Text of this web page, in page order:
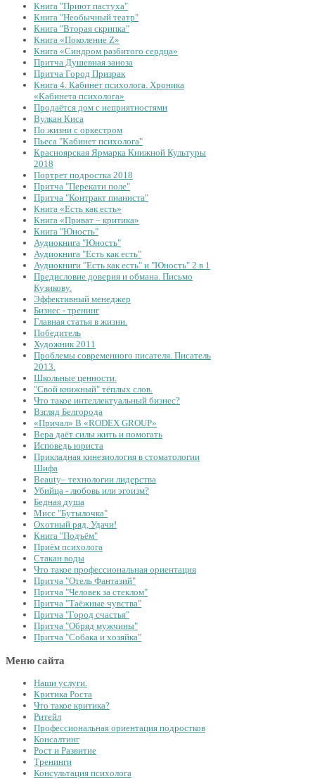
Книга "Приют пастуха"
Книга "Необычный театр"
Книга "Вторая скрипка"
Книга «Поколение Z»
Книга «Синдром разбитого сердца»
Притча Душевная заноза
Притча Город Призрак
Книга 4. Кабинет психолога. Хроника
«Кабинета психолога»
Продаётся дом с неприятностями
Вулкан Киса
По жизни с оркестром
Пьеса "Кабинет психолога"
Красноярская Ярмарка Книжной Культуры
2018
Портрет подростка 2018
Притча "Перекати поле"
Притча "Контракт пианиста"
Книга «Есть как есть»
Книга «Приват – критика»
Книга "Юность"
Аудиокнига "Юность"
Аудиокнига "Есть как есть"
Аудиокниги "Есть как есть" и "Юность" 2 в 1
Предисловие доверия и обмана. Письмо
Кузикову.
Эффективный менеджер
Бизнес - тренинг
Главная статья в жизни.
Победитель
Художник 2011
Проблемы современного писателя. Писатель
2013.
Школьные ценности.
"Свой книжный" тёплых слов.
Что такое интеллектуальный бизнес?
Взгляд Белгорода
«Причал» В «RODEX GROUP»
Вера даёт силы жить и помогать
Исповедь юриста
Прикладная кинезиология в стоматологии
Шифа
Beauty– технологии лидерства
Убийца - любовь или эгоизм?
Бедная душа
Мисс "Бутылочка"
Охотный ряд, Удачи!
Книга "Подъём"
Приём психолога
Стакан воды
Что такое профессиональная ориентация
Притча "Отель Фантазий"
Притча "Человек за стеклом"
Притча "Таёжные чувства"
Притча "Город счастья"
Притча "Обряд мужчины"
Притча "Собака и хозяйка"
Меню сайта
Наши услуги.
Критика Роста
Что такое критика?
Ритейл
Профессиональная ориентация подростков
Консалтинг
Рост и Развитие
Тренинги
Консультация психолога